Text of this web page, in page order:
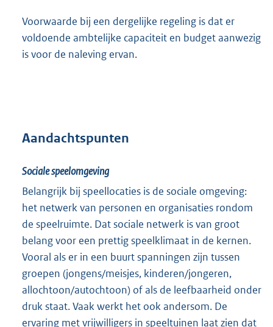
Voorwaarde bij een dergelijke regeling is dat er
voldoende ambtelijke capaciteit en budget aanwezig
is voor de naleving ervan.
Aandachtspunten
Sociale speelomgeving
Belangrijk bij speellocaties is de sociale omgeving:
het netwerk van personen en organisaties rondom
de speelruimte. Dat sociale netwerk is van groot
belang voor een prettig speelklimaat in de kernen.
Vooral als er in een buurt spanningen zijn tussen
groepen (jongens/meisjes, kinderen/jongeren,
allochtoon/autochtoon) of als de leefbaarheid onder
druk staat. Vaak werkt het ook andersom. De
ervaring met vrijwilligers in speeltuinen laat zien dat